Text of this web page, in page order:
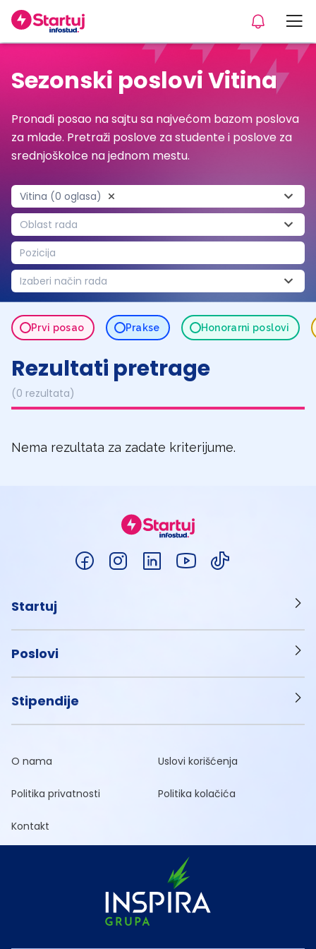
Sezonski poslovi Vitina
Pronađi posao na sajtu sa najvećom bazom poslova
za mlade. Pretraži poslove za studente i poslove za
srednjoškolce na jednom mestu.
Vitina (0 oglasa)
Oblast rada
Pozicija
Izaberi način rada
Prvi posao Prakse Honorarni poslovi
Rezultati pretrage
(0 rezultata)
Nema rezultata za zadate kriterijume.
Startuj
Poslovi
Stipendije
O nama Uslovi korišćenja
Politika privatnosti Politika kolačića
Kontakt